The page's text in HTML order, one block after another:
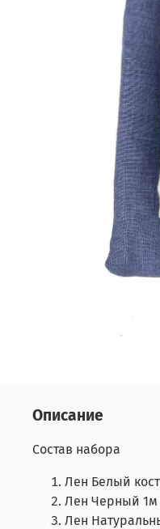
Описание
Состав набора
Лен Белый
Лен Черный 1м
Лен